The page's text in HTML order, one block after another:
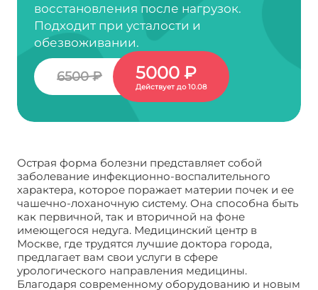
восстановления после нагрузок.
Подходит при усталости и
обезвоживании.
6500 ₽ 5000 ₽
Действует до 10.08
Острая форма болезни представляет собой
заболевание инфекционно-воспалительного
характера, которое поражает материи почек и ее
чашечно-лоханочную систему. Она способна быть
как первичной, так и вторичной на фоне
имеющегося недуга. Медицинский центр в
Москве, где трудятся лучшие доктора города,
предлагает вам свои услуги в сфере
урологического направления медицины.
Благодаря современному оборудованию и новым